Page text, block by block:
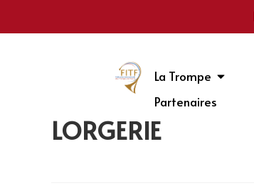
La Trompe
Partenaires
LORGERIE